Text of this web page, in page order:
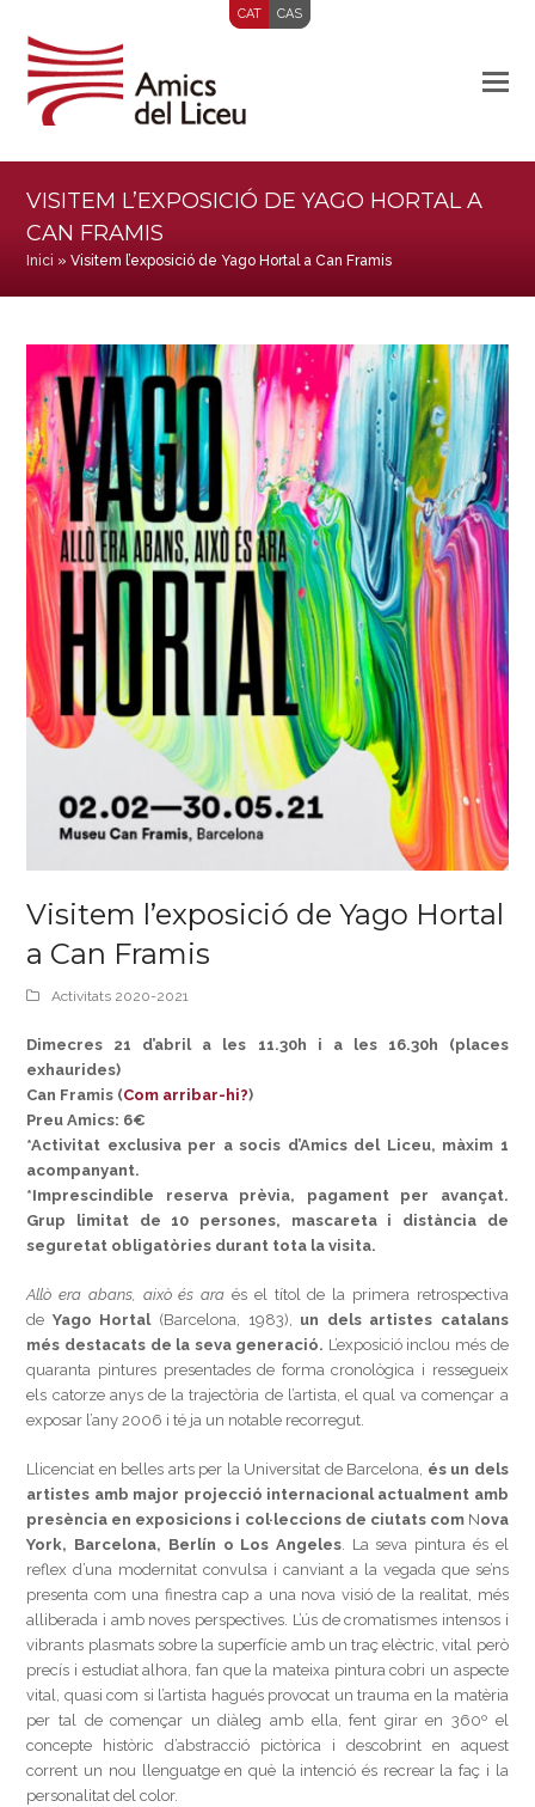
CAT CAS
VISITEM L’EXPOSICIÓ DE YAGO HORTAL A
CAN FRAMIS
Inici »Visitem l’exposició de Yago Hortal a Can Framis
Visitem l’exposició de Yago Hortal
a Can Framis
Activitats 2020-2021
Dimecres 21 d’abril a les 11.30h i a les 16.30h (places
exhaurides)
Can Framis (Com arribar-hi?)
Preu Amics: 6€
*Activitat exclusiva per a socis d’Amics del Liceu, màxim 1
acompanyant.
*Imprescindible reserva prèvia, pagament per avançat.
Grup limitat de 10 persones, mascareta i distància de
seguretat obligatòries durant tota la visita.
Allò era abans, això és ara és el títol de la primera retrospectiva
de Yago Hortal(Barcelona, 1983), un dels artistes catalans
més destacats de la seva generació. L’exposició inclou més de
quaranta pintures presentades de forma cronològica i ressegueix
els catorze anys de la trajectòria de l’artista, el qual va començar a
exposar l’any 2006 i té ja un notable recorregut.
Llicenciat en belles arts per la Universitat de Barcelona, és un dels
artistes amb major projecció internacional actualment amb
presència en exposicions i col·leccions de ciutats comNova
York, Barcelona, Berlín o Los Angeles. La seva pintura és el
reflex d’una modernitat convulsa i canviant a la vegada que se’ns
presenta com una finestra cap a una nova visió de la realitat, més
alliberada i amb noves perspectives. L’ús de cromatismes intensos i
vibrants plasmats sobre la superfície amb un traç elèctric, vital però
precís i estudiat alhora, fan que la mateixa pintura cobri un aspecte
vital, quasi com si l’artista hagués provocat un trauma en la matèria
per tal de començar un diàleg amb ella, fent girar en 360º el
concepte històric d’abstracció pictòrica i descobrint en aquest
corrent un nou llenguatge en què la intenció és recrear la faç i la
personalitat del color.